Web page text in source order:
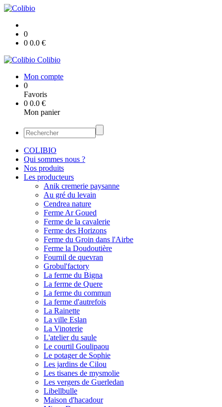
0
0 0.0 €
Colibio
Mon compte
0
Favoris
0 0.0 €
Mon panier
COLIBIO
Qui sommes nous ?
Nos produits
Les producteurs
Anik cremerie paysanne
Au gré du levain
Cendrea nature
Ferme Ar Goued
Ferme de la cavalerie
Ferme des Horizons
Ferme du Groin dans l'Airbe
Ferme la Doudoutière
Fournil de quevran
Grobul'factory
La ferme du Bigna
La ferme de Quere
La ferme du commun
La ferme d'autrefois
La Rainette
La ville Eslan
La Vinoterie
L'atelier du saule
Le courtil Goulipaou
Le potager de Sophie
Les jardins de Cilou
Les tisanes de mysmolie
Les vergers de Guerledan
Libellbulle
Maison d'hacadour